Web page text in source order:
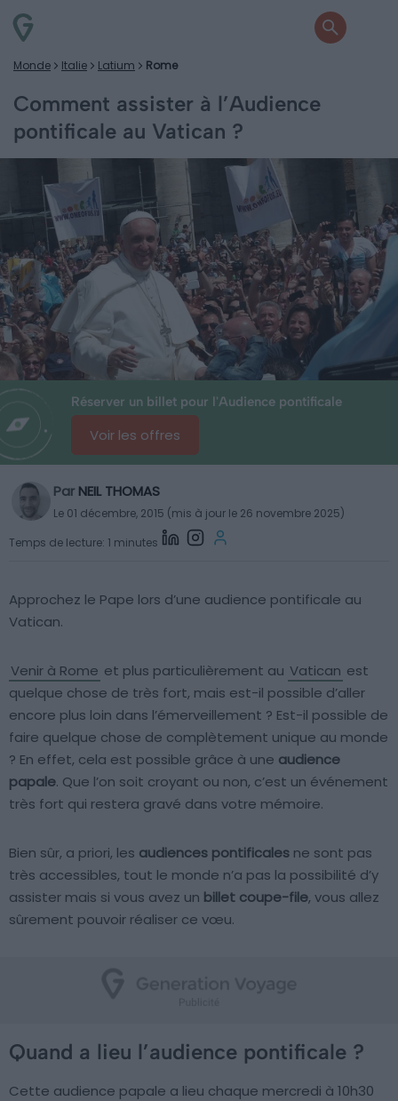
Monde Italie Latium Rome
Comment assister à l’Audience
pontificale au Vatican ?
Réserver un billet pour l'Audience pontificale
Voir les offres
Par NEIL THOMAS
Le 01 décembre, 2015 (mis à jour le 26 novembre 2025)
Temps de lecture: 1 minutes
Approchez le Pape lors d’une audience pontificale au
Vatican.
Venir à Rome et plus particulièrement au Vatican est
quelque chose de très fort, mais est-il possible d’aller
encore plus loin dans l’émerveillement ? Est-il possible de
faire quelque chose de complètement unique au monde
? En effet, cela est possible grâce à une audience
papale. Que l’on soit croyant ou non, c’est un événement
très fort qui restera gravé dans votre mémoire.
Bien sûr, a priori, les audiences pontificales ne sont pas
très accessibles, tout le monde n’a pas la possibilité d’y
assister mais si vous avez un billet coupe-file, vous allez
sûrement pouvoir réaliser ce vœu.
Quand a lieu l’audience pontificale ?
Cette audience papale a lieu chaque mercredi à 10h30